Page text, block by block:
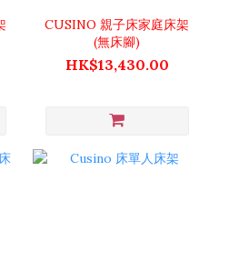
CUSINO 親子床家庭床架
(無床腳)
HK$13,430.00